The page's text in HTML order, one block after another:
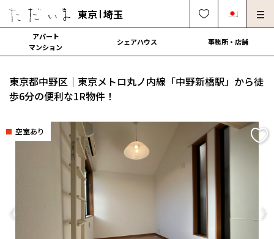
東京 埼玉
English OK 0120-249-900
オーナー様向け・管理募集
法人社宅でのご利用
解約・修理・各種依頼
アパート
マンション
シェアハウス 事務所・店舗
東京都中野区｜東京メトロ丸ノ内線「中野新橋駅」から徒
歩6分の便利な1R物件！
空室あり